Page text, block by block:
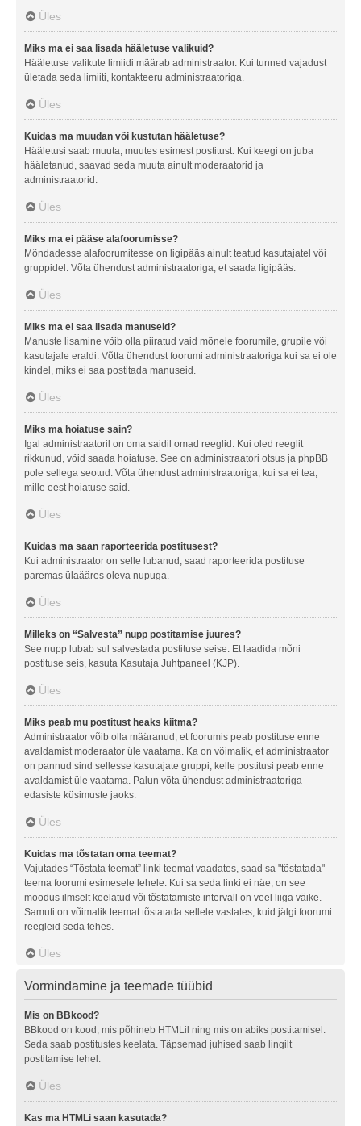
Üles
Miks ma ei saa lisada hääletuse valikuid?
Hääletuse valikute limiidi määrab administraator. Kui tunned vajadust
ületada seda limiiti, kontakteeru administraatoriga.
Üles
Kuidas ma muudan või kustutan hääletuse?
Hääletusi saab muuta, muutes esimest postitust. Kui keegi on juba
hääletanud, saavad seda muuta ainult moderaatorid ja
administraatorid.
Üles
Miks ma ei pääse alafoorumisse?
Mõndadesse alafoorumitesse on ligipääs ainult teatud kasutajatel või
gruppidel. Võta ühendust administraatoriga, et saada ligipääs.
Üles
Miks ma ei saa lisada manuseid?
Manuste lisamine võib olla piiratud vaid mõnele foorumile, grupile või
kasutajale eraldi. Võtta ühendust foorumi administraatoriga kui sa ei ole
kindel, miks ei saa postitada manuseid.
Üles
Miks ma hoiatuse sain?
Igal administraatoril on oma saidil omad reeglid. Kui oled reeglit
rikkunud, võid saada hoiatuse. See on administraatori otsus ja phpBB
pole sellega seotud. Võta ühendust administraatoriga, kui sa ei tea,
mille eest hoiatuse said.
Üles
Kuidas ma saan raporteerida postitusest?
Kui administraator on selle lubanud, saad raporteerida postituse
paremas ülaääres oleva nupuga.
Üles
Milleks on “Salvesta” nupp postitamise juures?
See nupp lubab sul salvestada postituse seise. Et laadida mõni
postituse seis, kasuta Kasutaja Juhtpaneel (KJP).
Üles
Miks peab mu postitust heaks kiitma?
Administraator võib olla määranud, et foorumis peab postituse enne
avaldamist moderaator üle vaatama. Ka on võimalik, et administraator
on pannud sind sellesse kasutajate gruppi, kelle postitusi peab enne
avaldamist üle vaatama. Palun võta ühendust administraatoriga
edasiste küsimuste jaoks.
Üles
Kuidas ma tõstatan oma teemat?
Vajutades “Tõstata teemat” linki teemat vaadates, saad sa "tõstatada"
teema foorumi esimesele lehele. Kui sa seda linki ei näe, on see
moodus ilmselt keelatud või tõstatamiste intervall on veel liiga väike.
Samuti on võimalik teemat tõstatada sellele vastates, kuid jälgi foorumi
reegleid seda tehes.
Üles
Vormindamine ja teemade tüübid
Mis on BBkood?
BBkood on kood, mis põhineb HTMLil ning mis on abiks postitamisel.
Seda saab postitustes keelata. Täpsemad juhised saab lingilt
postitamise lehel.
Üles
Kas ma HTMLi saan kasutada?